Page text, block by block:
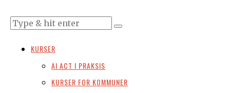
KURSER
AI ACT I PRAKSIS
KURSER FOR KOMMUNER